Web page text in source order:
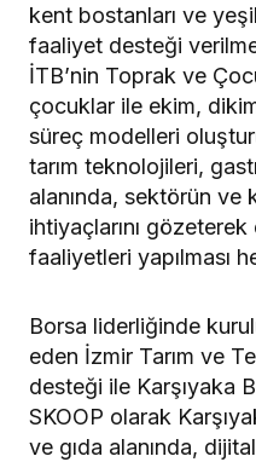
kent bostanları ve
faaliyet desteği
İTB’nin Toprak ve
çocuklar ile ekim,
süreç modelleri
tarım teknolojileri,
alanında, sektörün
ihtiyaçlarını
faaliyetleri yapılması
Borsa liderliğinde
eden İzmir Tarım ve
desteği ile Karşıyaka
SKOOP olarak
ve gıda alanında,